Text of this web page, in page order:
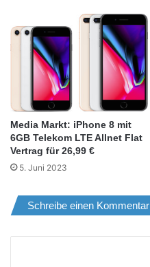
Media Markt: iPhone 8 mit
6GB Telekom LTE Allnet Flat
Vertrag für 26,99 €
5. Juni 2023
Schreibe einen Kommentar